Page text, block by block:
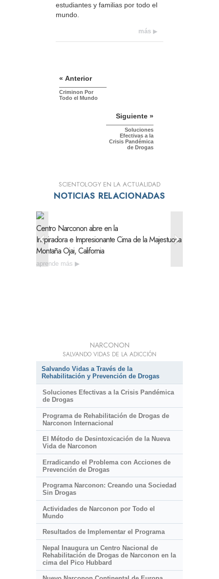
estudiantes y familias por todo el
mundo.
más
« Anterior
Criminon Por
Todo el Mundo
Siguiente »
Soluciones
Efectivas a la
Crisis Pandémica
de Drogas
SCIENTOLOGY EN LA ACTUALIDAD
NOTICIAS RELACIONADAS
Centro Narconon abre en la
Inspiradora e ImpresionanteCima de la Majestuosa
Montaña Ojai, California
aprende más
NARCONON
SALVANDO VIDAS DE LA ADICCIÓN
Salvando Vidas a Través de la
Rehabilitación y Prevención de Drogas
Soluciones Efectivas a la Crisis Pandémica
de Drogas
Programa de Rehabilitación de Drogas de
Narconon Internacional
El Método de Desintoxicación de la Nueva
Vida de Narconon
Erradicando el Problema con Acciones de
Prevención de Drogas
Programa Narconon: Creando una Sociedad
Sin Drogas
Actividades de Narconon por Todo el
Mundo
Resultados de Implementar el Programa
Nepal Inaugura un Centro Nacional de
Rehabilitación de Drogas de Narconon en la
cima del Pico Hubbard